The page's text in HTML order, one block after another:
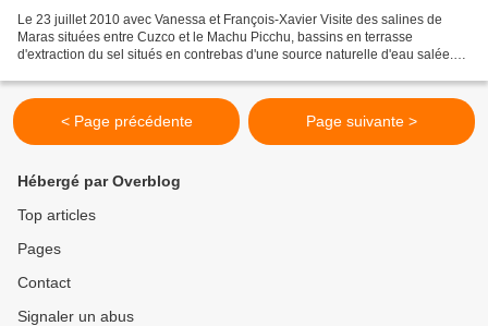
Le 23 juillet 2010 avec Vanessa et François-Xavier Visite des salines de
Maras situées entre Cuzco et le Machu Picchu, bassins en terrasse
d'extraction du sel situés en contrebas d'une source naturelle d'eau salée.
< Page précédente Page suivante >
Hébergé par Overblog
Top articles
Pages
Contact
Signaler un abus